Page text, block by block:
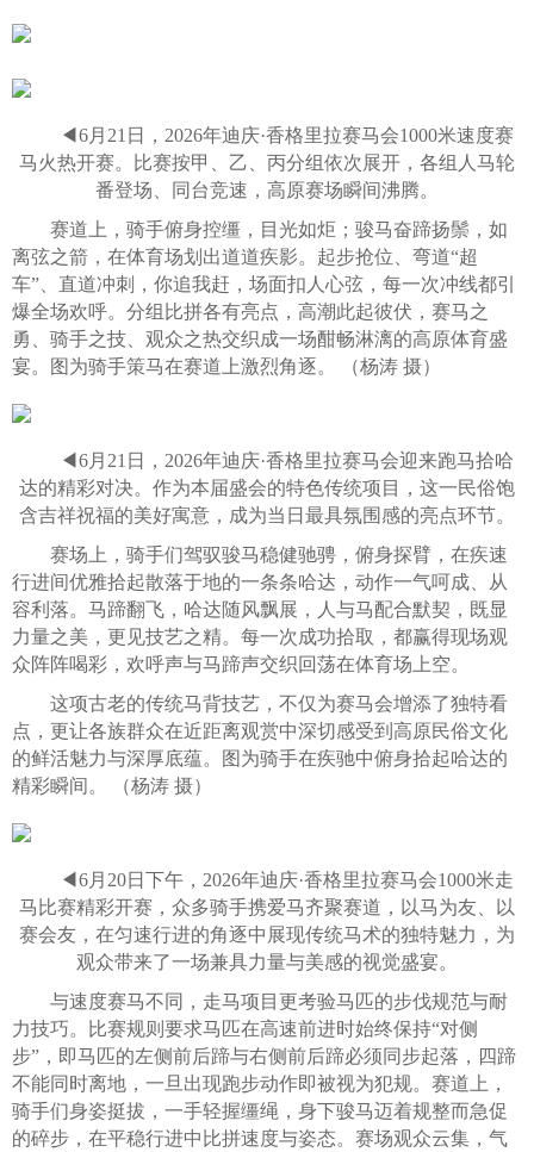
◀6月21日，2026年迪庆·香格里拉赛马会1000米速度赛
马火热开赛。比赛按甲、乙、丙分组依次展开，各组人马轮
番登场、同台竞速，高原赛场瞬间沸腾。
赛道上，骑手俯身控缰，目光如炬；骏马奋蹄扬鬃，如
离弦之箭，在体育场划出道道疾影。起步抢位、弯道“超
车”、直道冲刺，你追我赶，场面扣人心弦，每一次冲线都引
爆全场欢呼。分组比拼各有亮点，高潮此起彼伏，赛马之
勇、骑手之技、观众之热交织成一场酣畅淋漓的高原体育盛
宴。图为骑手策马在赛道上激烈角逐。 （杨涛 摄）
◀6月21日，2026年迪庆·香格里拉赛马会迎来跑马拾哈
达的精彩对决。作为本届盛会的特色传统项目，这一民俗饱
含吉祥祝福的美好寓意，成为当日最具氛围感的亮点环节。
赛场上，骑手们驾驭骏马稳健驰骋，俯身探臂，在疾速
行进间优雅拾起散落于地的一条条哈达，动作一气呵成、从
容利落。马蹄翻飞，哈达随风飘展，人与马配合默契，既显
力量之美，更见技艺之精。每一次成功拾取，都赢得现场观
众阵阵喝彩，欢呼声与马蹄声交织回荡在体育场上空。
这项古老的传统马背技艺，不仅为赛马会增添了独特看
点，更让各族群众在近距离观赏中深切感受到高原民俗文化
的鲜活魅力与深厚底蕴。图为骑手在疾驰中俯身拾起哈达的
精彩瞬间。 （杨涛 摄）
◀6月20日下午，2026年迪庆·香格里拉赛马会1000米走
马比赛精彩开赛，众多骑手携爱马齐聚赛道，以马为友、以
赛会友，在匀速行进的角逐中展现传统马术的独特魅力，为
观众带来了一场兼具力量与美感的视觉盛宴。
与速度赛马不同，走马项目更考验马匹的步伐规范与耐
力技巧。比赛规则要求马匹在高速前进时始终保持“对侧
步”，即马匹的左侧前后蹄与右侧前后蹄必须同步起落，四蹄
不能同时离地，一旦出现跑步动作即被视为犯规。赛道上，
骑手们身姿挺拔，一手轻握缰绳，身下骏马迈着规整而急促
的碎步，在平稳行进中比拼速度与姿态。赛场观众云集，气